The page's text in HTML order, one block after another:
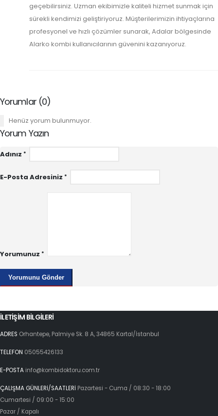
geçebilirsiniz. Uzman ekibimizle kaliteli hizmet sunmak için
sürekli kendimizi geliştiriyoruz. Müşterilerimizin ihtiyaçlarına
profesyonel ve hızlı çözümler sunarak, Adalar bölgesinde
Alarko kombi kullanıcılarının güvenini kazanıyoruz.
Yorumlar (0)
Henüz yorum bulunmuyor.
Yorum Yazın
Adınız
E-Posta Adresiniz
Yorumunuz
İLETİŞİM BİLGİLERİ
ADRES Orhantepe, Palmiye Sk. 8 A, 34865 Kartal/İstanbul
TELEFON 05055426133
E-POSTA info@kombidoktoru.com.tr
ÇALIŞMA GÜNLERİ/SAATLERİ Pazartesi - Cuma / 08:30 - 18:00
Cumartesi / 09:00 - 15:00
Pazar / Kapalı